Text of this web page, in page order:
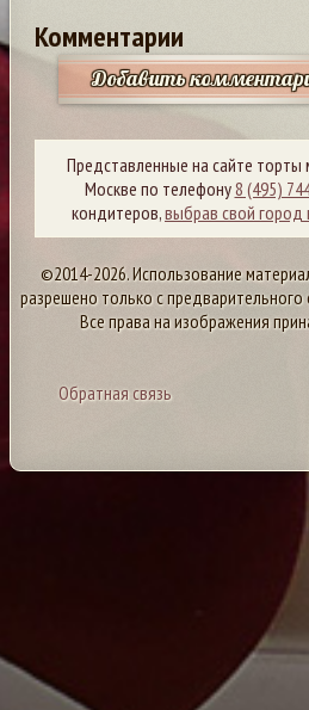
Комментарии
Добавить
Представленные на сайте торты
Москве по телефону8 (495)
кондитеров,выбрав свой город
©2014-2026. Использование
разрешено только с
Все права на изображения
Обратная связь